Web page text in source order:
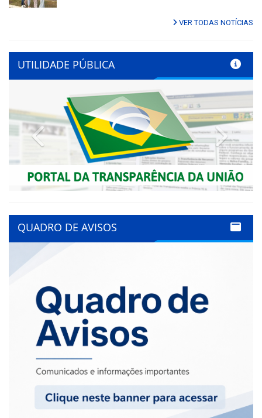
VER TODAS NOTÍCIAS
UTILIDADE PÚBLICA
Previous Next
QUADRO DE AVISOS